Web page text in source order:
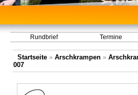
Rundbrief Termine
Startseite» Arschkrampen»
007